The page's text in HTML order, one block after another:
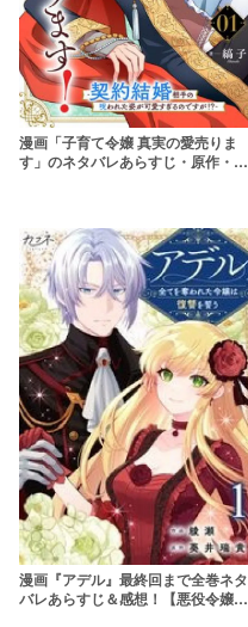
漫画「子育て令嬢 真実の愛売りま
す」のネタバレあらすじ・原作・無
漫画『アデル』最終回まで全巻ネタ
バレあらすじ＆感想！【悪役令嬢の